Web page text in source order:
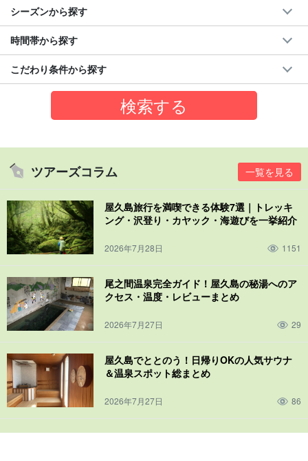
シーズンから探す
時間帯から探す
こだわり条件から探す
ツアーズコラム 一覧を見る
屋久島旅行を満喫できる体験7選｜トレッキ
ング・沢登り・カヤック・海遊びを一挙紹介
2026年7月28日 1151
尾之間温泉完全ガイド！屋久島の秘湯へのア
クセス・温度・レビューまとめ
2026年7月27日 29
屋久島でととのう！日帰りOKの人気サウナ
＆温泉スポット総まとめ
2026年7月27日 86